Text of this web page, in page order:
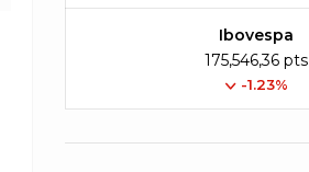
Ibovespa
175,546,36 pts
-1.23%